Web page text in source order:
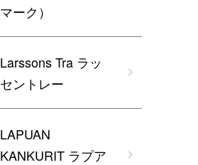
マーク）
Larssons Tra ラッ
セントレー
LAPUAN
KANKURIT ラプア